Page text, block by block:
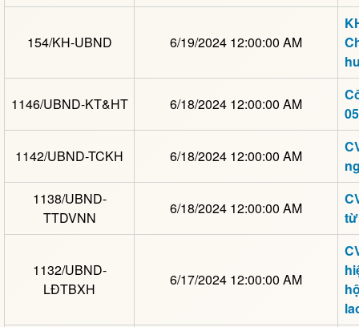
154/KH-UBND 6/19/2024 12:00:00 AM
1146/UBND-KT&HT 6/18/2024 12:00:00 AM
1142/UBND-TCKH 6/18/2024 12:00:00 AM
1138/UBND-
TTDVNN
6/18/2024 12:00:00 AM
1132/UBND-
LĐTBXH
6/17/2024 12:00:00 AM